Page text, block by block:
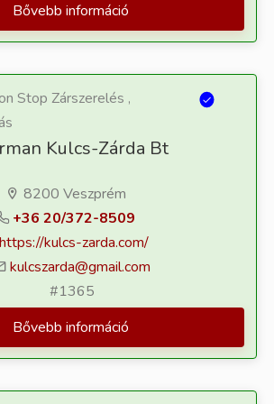
Bővebb információ
Stop Zárszerelés ,
Kulcs-Zárda Bt
8200 Veszprém
+36 20/372-8509
https://kulcs-zarda.com/
kulcszarda@gmail.com
#1365
Bővebb információ